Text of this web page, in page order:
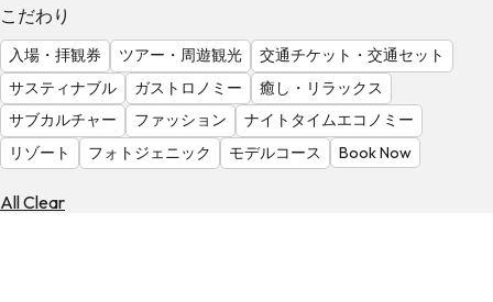
る
気
を
見
る
こだわり
入場・拝観券 ツアー・周遊観光
交通チケット・交通セット
サスティナブル
ガストロノミー
癒し・リラックス
サブカルチャー
ファッション
ナイトタイムエコノミー
リゾート
フォトジェニック モデルコース Book Now
All Clear